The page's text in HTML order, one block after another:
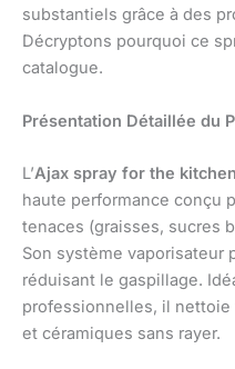
substantiels grâce à des
Décryptons pourquoi ce
catalogue.
Présentation Détaillée du
L’Ajax spray for the
haute performance conçu
tenaces (graisses, sucres
Son système vaporisateur
réduisant le gaspillage.
professionnelles, il
et céramiques sans rayer.